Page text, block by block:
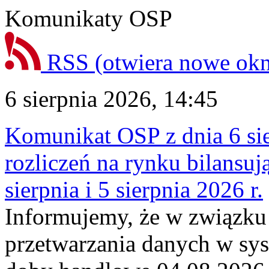
Komunikaty OSP
RSS (otwiera nowe
6 sierpnia 2026, 14:45
Komunikat OSP z dnia 6
rozliczeń na rynku
sierpnia i 5 sierpnia 2026 r.
Informujemy, że w
przetwarzania danych w